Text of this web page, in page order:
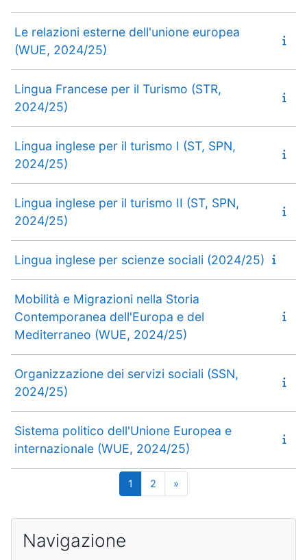
Le relazioni esterne dell'unione europea
(WUE, 2024/25)
Lingua Francese per il Turismo (STR,
2024/25)
Lingua inglese per il turismo I (ST, SPN,
2024/25)
Lingua inglese per il turismo II (ST, SPN,
2024/25)
Lingua inglese per scienze sociali (2024/25)
Mobilità e Migrazioni nella Storia
Contemporanea dell'Europa e del
Mediterraneo (WUE, 2024/25)
Organizzazione dei servizi sociali (SSN,
2024/25)
Sistema politico dell'Unione Europea e
internazionale (WUE, 2024/25)
1 Pagina 1
2 Pagina 2
»
Blocchi
Navigazione